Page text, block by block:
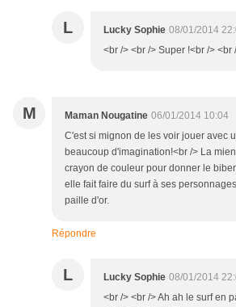
L Lucky Sophie 08/01/2014
<br /> <br /> Super !<br /> <br
M Maman Nougatine 06/01/2014 10:04
C'est si mignon de les voir jouer avec
beaucoup d'imagination!<br /> La
crayon de couleur pour donner le
elle fait faire du surf à ses
paille d'or.
Répondre
L Lucky Sophie 08/01/2014
<br /> <br /> Ah ah le surf en